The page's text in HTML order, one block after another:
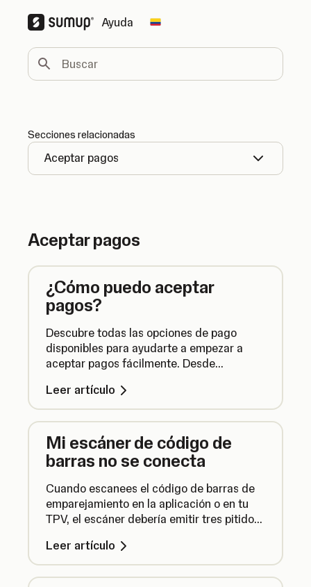
Ayuda Change country
Buscar
Secciones relacionadas
Aceptar pagos
Aceptar pagos
¿Cómo puedo aceptar
pagos?
Descubre todas las opciones de pago
disponibles para ayudarte a empezar a
aceptar pagos fácilmente. Desde
explicamos cómo puedes aceptar
transacciones.
Leer artículo
Mi escáner de código de
barras no se conecta
Cuando escanees el código de barras de
emparejamiento en la aplicación o en tu
TPV, el escáner debería emitir tres pitidos.
resolver un problema de conectividad.
Leer artículo